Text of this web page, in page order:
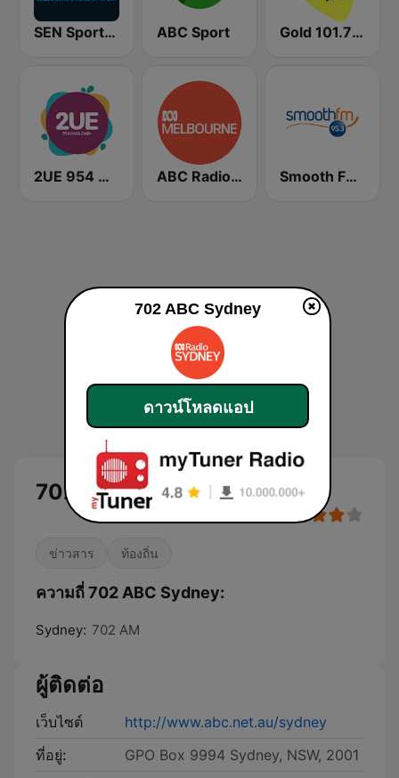
SEN Sports 1116 AM ABC Sport Gold 101.7 FM
2UE 954 AM ABC Radio Melbourne Smooth FM 95.3 Sydney
702 ABC Sydney
ข่าวสาร ท้องถิ่น
ความถี่ 702 ABC Sydney:
Sydney: 702 AM
ผู้ติดต่อ
เว็บไซต์
http://www.abc.net.au/sydney
ที่อยู่:
GPO Box 9994 Sydney, NSW, 2001
702 ABC Sydney
ดาวน์โหลดแอป